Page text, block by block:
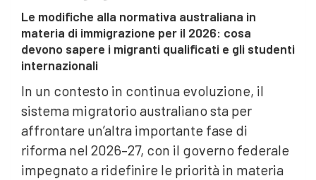
Le modifiche alla normativa australiana in
materia di immigrazione per il 2026: cosa
devono sapere i migranti qualificati e gli studenti
internazionali
In un contesto in continua evoluzione, il
sistema migratorio australiano sta per
affrontare un’altra importante fase di
riforma nel 2026–27, con il governo federale
impegnato a ridefinire le priorità in materia